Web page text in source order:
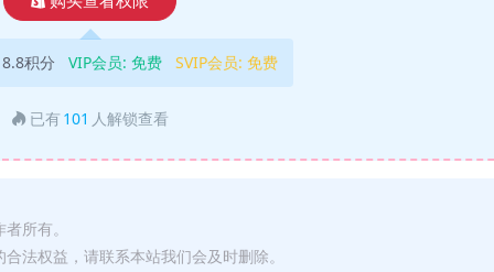
积分 VIP会员: 免费 SVIP会员: 免费
已有 101 人解锁查看
所有。
法权益，请联系本站我们会及时删除。